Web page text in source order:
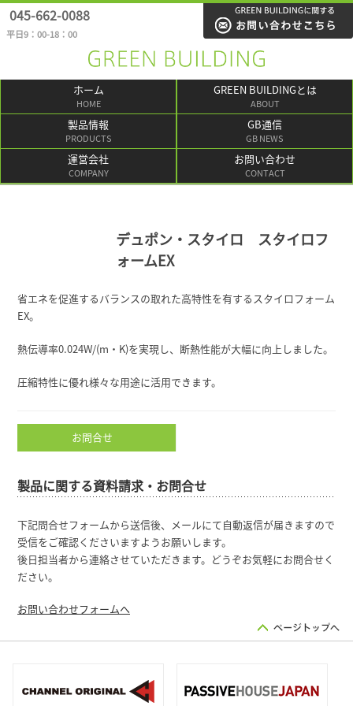
045-662-0088
平日9：00-18：00
ホーム
HOME
GREEN BUILDINGとは
ABOUT
製品情報
PRODUCTS
GB通信
GB NEWS
運営会社
COMPANY
お問い合わせ
CONTACT
デュポン・スタイロ スタイロフ
ォームEX
省エネを促進するバランスの取れた高特性を有するスタイロフォーム
EX。
熱伝導率0.024W/(m・K)を実現し、断熱性能が大幅に向上しました。
圧縮特性に優れ様々な用途に活用できます。
お問合せ
製品に関する資料請求・お問合せ
下記問合せフォームから送信後、メールにて自動返信が届きますので
受信をご確認くださいますようお願いします。
後日担当者から連絡させていただきます。どうぞお気軽にお問合せく
ださい。
お問い合わせフォームへ